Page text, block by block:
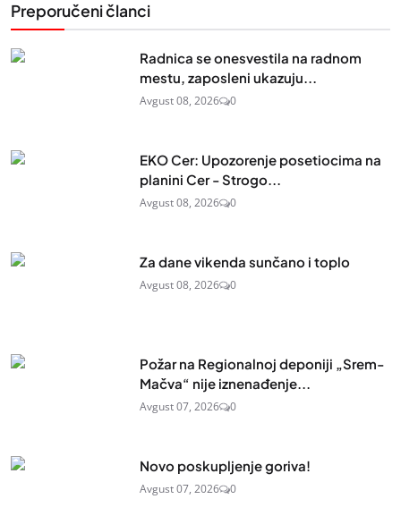
Preporučeni članci
Radnica se onesvestila na radnom
mestu, zaposleni ukazuju...
Avgust 08, 2026 0
EKO Cer: Upozorenje posetiocima na
planini Cer - Strogo...
Avgust 08, 2026 0
Za dane vikenda sunčano i toplo
Avgust 08, 2026 0
Požar na Regionalnoj deponiji „Srem-
Mačva“ nije iznenađenje...
Avgust 07, 2026 0
Novo poskupljenje goriva!
Avgust 07, 2026 0